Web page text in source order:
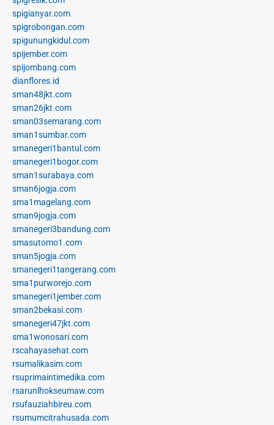
spigianyar.com
spigrobongan.com
spigunungkidul.com
spijember.com
spijombang.com
dianflores.id
sman48jkt.com
sman26jkt.com
sman03semarang.com
sman1sumbar.com
smanegeri1bantul.com
smanegeri1bogor.com
sman1surabaya.com
sman6jogja.com
sma1magelang.com
sman9jogja.com
smanegeri3bandung.com
smasutomo1.com
sman5jogja.com
smanegeri1tangerang.com
sma1purworejo.com
smanegeri1jember.com
sman2bekasi.com
smanegeri47jkt.com
sma1wonosari.com
rscahayasehat.com
rsumalikasim.com
rsuprimaintimedika.com
rsarunlhokseumaw.com
rsufauziahbireu.com
rsumumcitrahusada.com